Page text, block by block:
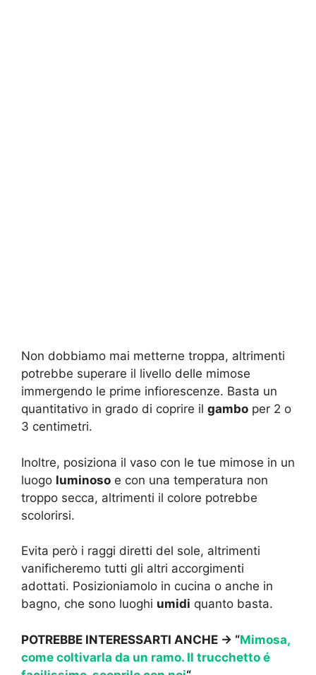
Non dobbiamo mai metterne troppa, altrimenti
potrebbe superare il livello delle mimose
immergendo le prime infiorescenze. Basta un
quantitativo in grado di coprire il gambo per 2 o
3 centimetri.
Inoltre, posiziona il vaso con le tue mimose in un
luogo luminoso e con una temperatura non
troppo secca, altrimenti il colore potrebbe
scolorirsi.
Evita però i raggi diretti del sole, altrimenti
vanificheremo tutti gli altri accorgimenti
adottati. Posizioniamolo in cucina o anche in
bagno, che sono luoghi umidi quanto basta.
POTREBBE INTERESSARTI ANCHE -> “Mimosa,
come coltivarla da un ramo. Il trucchetto é